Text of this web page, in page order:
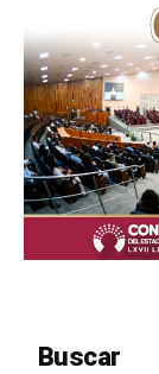
Buscar